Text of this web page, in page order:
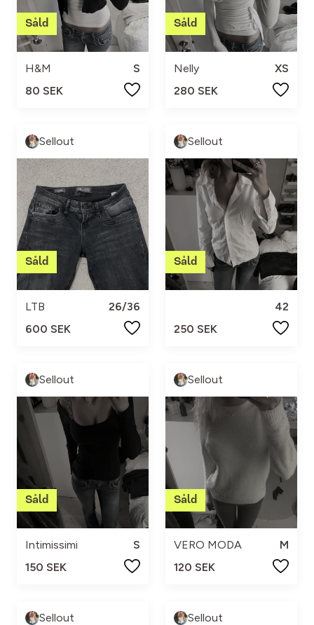
H&M
S
80 SEK
Nelly
XS
280 SEK
Sellout
LTB
26/36
600 SEK
Sellout
42
250 SEK
Sellout
Intimissimi
S
150 SEK
Sellout
VERO MODA
M
120 SEK
Sellout Sellout